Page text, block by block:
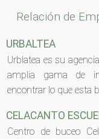
Relación de
URBALTEA
Urblatea es su
amplia gama de
encontrar lo que esta
CELACANTO
Centro de buceo